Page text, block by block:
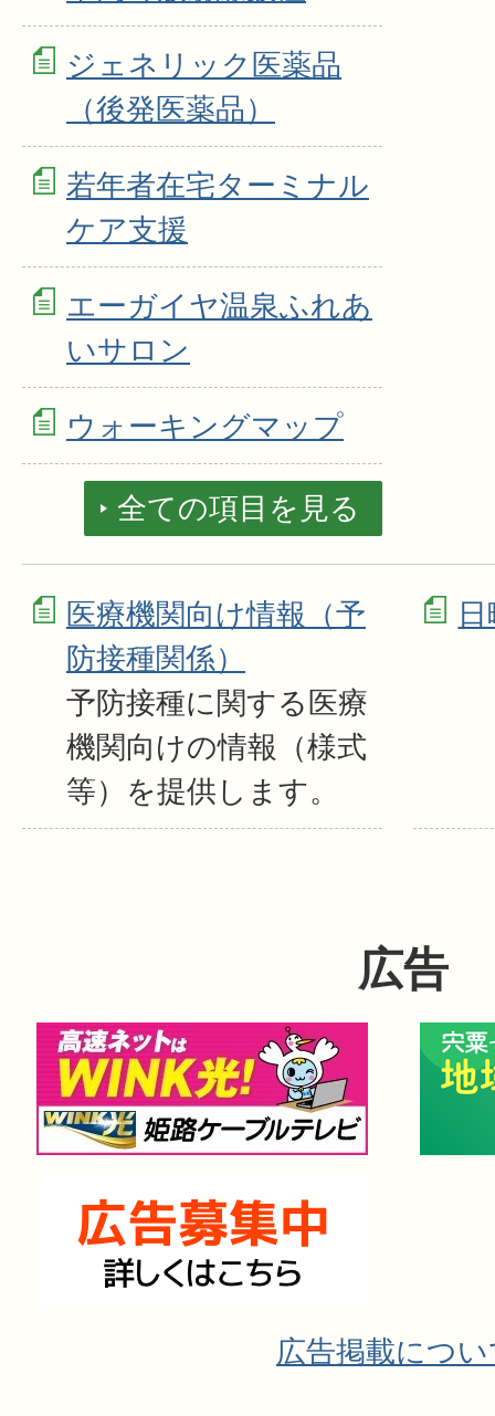
ジェネリック医薬品
（後発医薬品）
若年者在宅ターミナル
ケア支援
エーガイヤ温泉ふれあ
いサロン
ウォーキングマップ
全ての項目を見る
医療機関向け情報（予
防接種関係）
予防接種に関する医療
機関向けの情報（様式
等）を提供します。
広告
広告掲載につ